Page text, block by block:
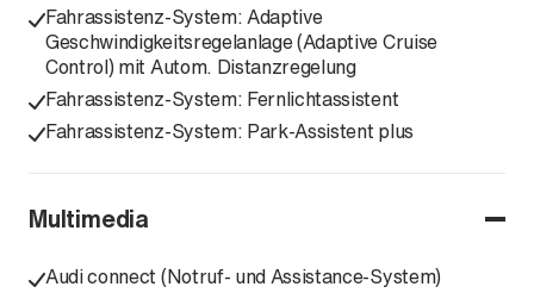
Fahrassistenz-System: Adaptive
Geschwindigkeitsregelanlage (Adaptive Cruise
Control) mit Autom. Distanzregelung
Fahrassistenz-System: Fernlichtassistent
Fahrassistenz-System: Park-Assistent plus
Multimedia
Audi connect (Notruf- und Assistance-System)